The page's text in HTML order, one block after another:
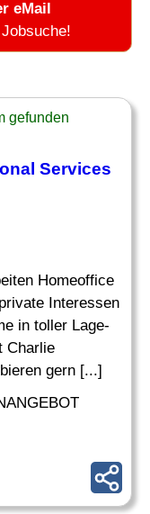
eMail
gefunden
Services
Homeoffice
Interessen
in toller Lage-
Charlie
gern [...]